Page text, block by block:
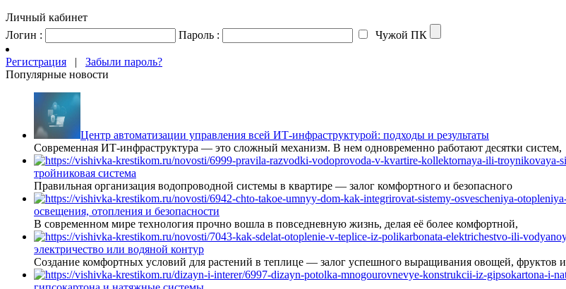
Личный кабинет
Логин :
Пароль : Чужой ПК
Регистрация | Забыли пароль?
Популярные новости
Центр автоматизации управления всей ИТ-инфраструктурой: подходы и результаты
Современная ИТ-инфраструктура — это сложный механизм. В нем одновременно работают десятки систем,
тройниковая система
Правильная организация водопроводной системы в квартире — залог комфортного и безопасного
освещения, отопления и безопасности
В современном мире технология прочно вошла в повседневную жизнь, делая её более комфортной,
электричество или водяной контур
Создание комфортных условий для растений в теплице — залог успешного выращивания овощей, фруктов и